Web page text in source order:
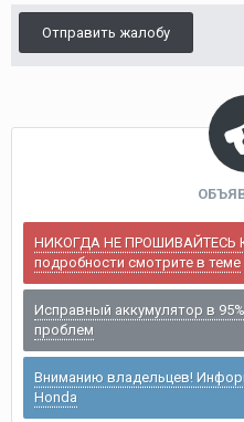
Отправить жалобу
НИКОГДА НЕ ПРОШИВАЙТЕСЬ
подробности смотрите в теме
Исправный аккумулятор в
проблем
Вниманию владельцев!
Honda